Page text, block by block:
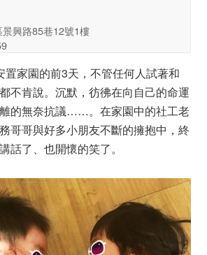
興路85巷12號1樓
置家園的前3天，不管任何人試著和
不肯說。沉默，彷彿在向自己的命運
的無奈抗議……。在家園中的社工老
哥哥與好多小朋友不斷的擁抱中，終
話了、也開懷的笑了。